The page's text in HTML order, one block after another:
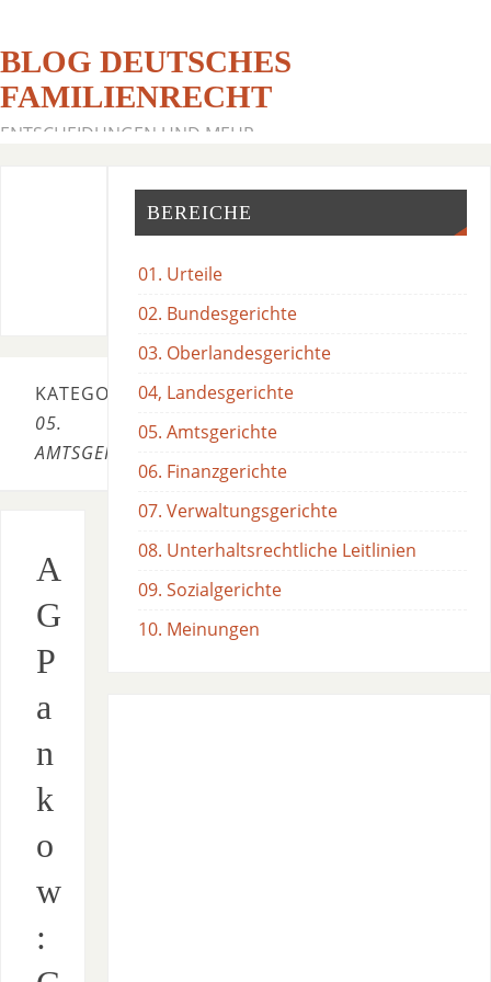
BLOG DEUTSCHES
FAMILIENRECHT
ENTSCHEIDUNGEN UND MEHR
KATEGORIE:
05.
AMTSGERICHTE
A
G
P
a
n
k
o
w
:
BEREICHE
01. Urteile
02. Bundesgerichte
03. Oberlandesgerichte
04, Landesgerichte
05. Amtsgerichte
06. Finanzgerichte
07. Verwaltungsgerichte
08. Unterhaltsrechtliche Leitlinien
09. Sozialgerichte
10. Meinungen